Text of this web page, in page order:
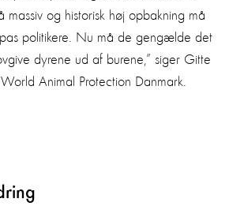
massiv og historisk høj opbakning må
politikere. Nu må de gengælde det
dyrene ud af burene,” siger Gitte
Animal Protection Danmark.